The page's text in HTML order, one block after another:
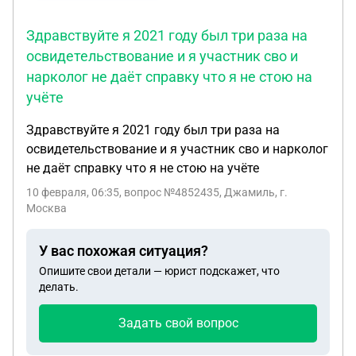
конкретно на имя кого, дата подпись,
"объяснительная" по средине) первый я написала
криво и с перечеркиваниями (в состоянии
стресса), заставили переписать, переписала
тоже было пара зачеркиваний, написала я что то
типо" я такая то такая то группа такая покурила
вейп в туалете и искренне извеняюсь за свой
поступок, больше такого не будет"), там деректор
(или нет, я не знаю её должность) мне сказала что
взять на производственную практику (практика
на режимном производстве, где с правилами все
строго), придётся проходить практику в самом
колледже, пригрозила ещё что модет в полицию
обратиться и поставить на учет куда то (но это
бред скорее всего). Дальше я посоветовалась с
Здравствуйте я 2021 году был три раза на
освидетельствование и я участник сво и
нарколог не даёт справку что я не стою на
учёте
Здравствуйте я 2021 году был три раза на
освидетельствование и я участник сво и нарколог
не даёт справку что я не стою на учёте
10 февраля, 06:35, вопрос №4852435, Джамиль, г.
Москва
У вас похожая ситуация?
Опишите свои детали — юрист подскажет, что
делать.
Задать свой вопрос